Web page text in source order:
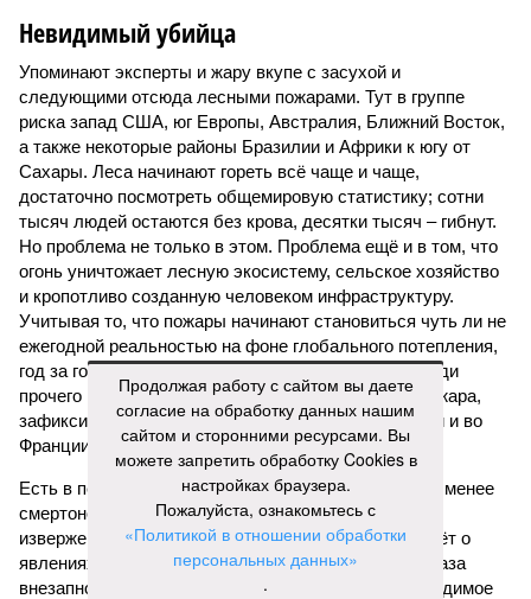
Невидимый убийца
Упоминают эксперты и жару вкупе с засухой и
следующими отсюда лесными пожарами. Тут в группе
риска запад США, юг Европы, Австралия, Ближний Восток,
а также некоторые районы Бразилии и Африки к югу от
Сахары. Леса начинают гореть всё чаще и чаще,
достаточно посмотреть общемировую статистику; сотни
тысяч людей остаются без крова, десятки тысяч – гибнут.
Но проблема не только в этом. Проблема ещё и в том, что
огонь уничтожает лесную экосистему, сельское хозяйство
и кропотливо созданную человеком инфраструктуру.
Учитывая то, что пожары начинают становиться чуть ли не
ежегодной реальностью на фоне глобального потепления,
год за годом их будет всё больше, и здесь уже среди
прочего в большой опасности Европа. Небывалая жара,
зафиксированная в этом и прошлом годах в Италии и во
Франции, тому лучшее подтверждение.
Есть в перечне A-Z Animals и экзотика, впрочем, не менее
смертоносная. Это, в частности, «лимнические
извержения», о которых мало кто слышал. Речь идёт о
явлениях, когда большое количество углекислого газа
внезапно вырывается из глубин озёр, образуя невидимое
Продолжая работу с сайтом вы даете
согласие на обработку данных нашим
сайтом и сторонними ресурсами. Вы
можете запретить обработку Cookies в
настройках браузера.
Пожалуйста, ознакомьтесь с
«Политикой в отношении обработки
персональных данных»
.